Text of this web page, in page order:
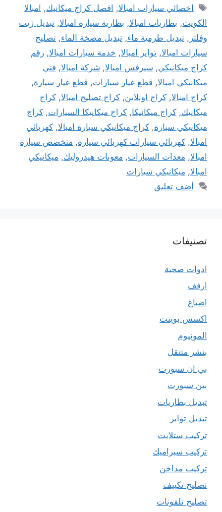
الوسوم
اخصائي سيارات امبالا, افصل كراج ميكانيك, امبالا
الكويت, بطاريات امبالا, بطارية سيارة امبالا, تبديل زيت
وفلتر , تبديل طرمية ماء, تبديل مضخة الماء, تصليح
سيارات امبالا, تواير امبالا, خدمة سيارات امبالا, رقم
كراج ميكانيكي, سيرفس امبالا, شركة امبالا, فني
ميكانيكي امبالا, قطع غيار سيارات, قطع غيار سيارة,
كراج امبالا, كراج اونلاين, كراج تصليح امبالا, كراج
ميكانيك, كراج ميكانيكا, كراج ميكانيكا السيارات, كراج
ميكانيكي سيارة, كراج ميكانيكي سيارة امبالا, كهربائي
امبالا, كهربائي سيارات كهربائي سيارة, متخصص سيارة
امبالا, معدات السيارات, معونات هيدروليك, ميكانيكي
امبالا, ميكانيكي سيارات
أضف تعليق
تصنيفات
ادوات صحية
ارفف
اصباغ
اكسس بوينت
المونيوم
بنشر متنقل
بي ان سبورت
بين سبورت
تبديل بطاريات
تبديل تواير
تركيب ستلايت
تركيب سيراميك
تركيب مداخن
تصليح تكييف
تصليح تلفونات